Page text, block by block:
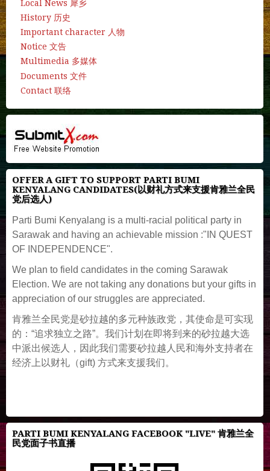
Local News 犀乡
History 历史
Important character 人物
Notice 文告
Multimedia 多媒体
Documents 文件
Contact 联络
OFFER A GIFT TO SUPPORT PARTI BUMI
KENYALANG CANDIDATES(以财礼方式来支援肯雅兰全民
党后选人)
Parti Bumi Kenyalang is a multi-racial political party in
Sarawak and having an achievable mission :"IN QUEST
OF INDEPENDENCE".
We plan to field candidates in the coming Sarawak
Election. We are not taking any donations but your gifts in
appreciation of our struggles are appreciated.
肯雅兰全民党是砂拉越的多元种族政党，其使命是可实现
的：“追求独立之路”。我们计划在即将到来的砂拉越大选
中派出候选人，因此我们需要砂拉越人民和海外支持者在
经济上以财礼（gift) 方式来支援我们。
PARTI BUMI KENYALANG FACEBOOK "LIVE" 肯雅兰全
民党面子书直播